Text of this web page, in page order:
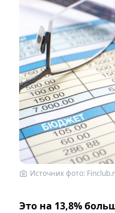
Источник фото:
Это на 13,8%